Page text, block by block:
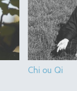
Chi ou Qi